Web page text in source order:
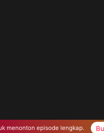
menonton episode lengkap.